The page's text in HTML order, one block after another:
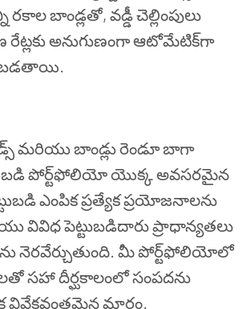
రకాల బాండ్లతో, వడ్డీ చెల్లింపులు
రేట్లకు అనుగుణంగా ఆటోమేటిక్‌గా
మరియు బాండ్లు రెండూ బాగా
పోర్ట్‌ఫోలియో యొక్క అవసరమైన
ఎంపిక ప్రత్యేక ప్రయోజనాలను
వివిధ పెట్టుబడిదారు ప్రాధాన్యతలు
నెరవేర్చుతుంది. మీ పోర్ట్‌ఫోలియోలో
సహా దీర్ఘకాలంలో సంపదను
వివేకవంతమైన మార్గం.